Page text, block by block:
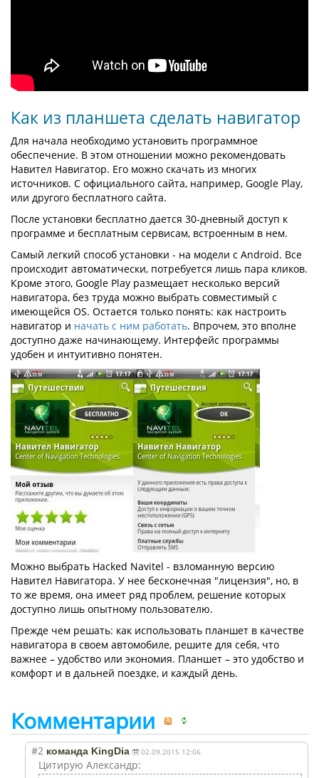
Как из планшета сделать навигатор
Для начала необходимо установить программное
обеспечение. В этом отношении можно рекомендовать
Навител Навигатор. Его можно скачать из многих
источников. С официального сайта, например, Google Play,
или другого бесплатного сайта.
После установки бесплатно дается 30-дневный доступ к
программе и бесплатным сервисам, встроенным в нем.
Самый легкий способ установки - на модели с Android. Все
происходит автоматически, потребуется лишь пара кликов.
Кроме этого, Google Play размещает несколько версий
навигатора, без труда можно выбрать совместимый с
имеющейся OS. Остается только понять: как настроить
навигатор и начать с ним работать. Впрочем, это вполне
доступно даже начинающему. Интерфейс программы
удобен и интуитивно понятен.
Можно выбрать Hacked Navitel - взломанную версию
Навител Навигатора. У нее бесконечная "лицензия", но, в
то же время, она имеет ряд проблем, решение которых
доступно лишь опытному пользователю.
Прежде чем решать: как использовать планшет в качестве
навигатора в своем автомобиле, решите для себя, что
важнее – удобство или экономия. Планшет – это удобство и
комфорт и в дальней поездке, и каждый день.
Комментарии
#2 команда KingDia 02.09.2015 12:06
Цитирую Александр: